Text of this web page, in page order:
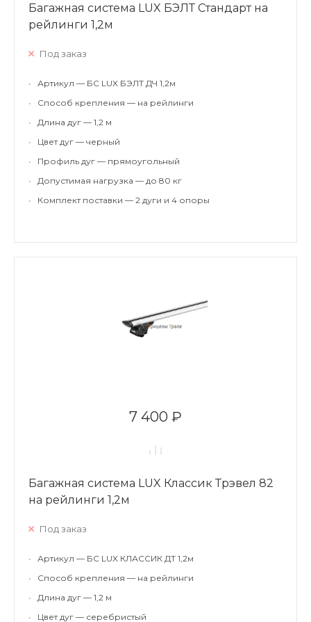
Багажная система LUX БЭЛТ Стандарт на
рейлинги 1,2м
Под заказ
•
Артикул — БС LUX БЭЛТ ДЧ 1,2м
•
Способ крепления — на рейлинги
•
Длина дуг — 1,2 м
•
Цвет дуг — черный
•
Профиль дуг — прямоугольный
•
Допустимая нагрузка — до 80 кг
•
Комплект поставки — 2 дуги и 4 опоры
7 400 ₽
Багажная система LUX Классик Трэвел 82
на рейлинги 1,2м
Под заказ
•
Артикул — БС LUX КЛАССИК ДТ 1,2м
•
Способ крепления — на рейлинги
•
Длина дуг — 1,2 м
•
Цвет дуг — серебристый